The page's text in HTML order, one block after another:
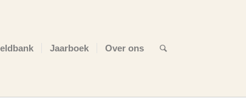
Jaarboek Over ons